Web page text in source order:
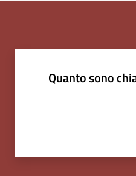
Quanto sono